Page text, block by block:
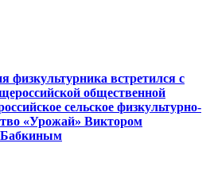
физкультурника встретился с
общественной
сельское физкультурно-
«Урожай» Виктором